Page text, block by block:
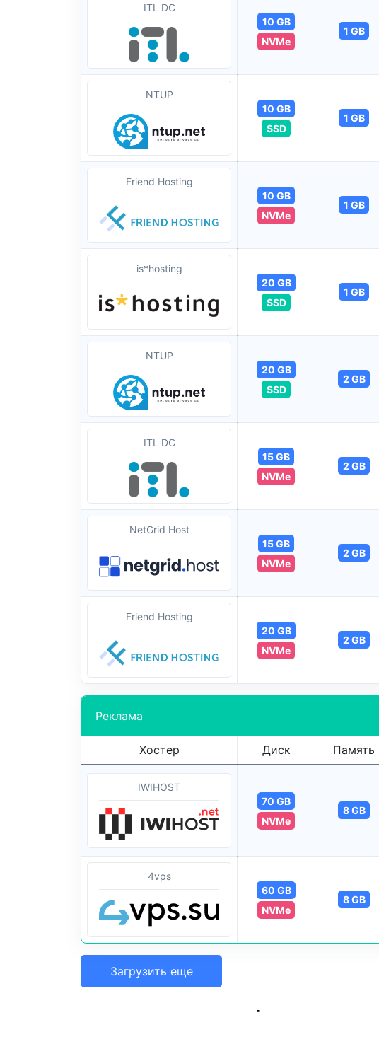
ITL DC
10 GB
NVMe
1 GB
NTUP
10 GB
SSD
1 GB
Friend Hosting
10 GB
NVMe
1 GB
is*hosting
20 GB
SSD
1 GB
NTUP
20 GB
SSD
2 GB
ITL DC
15 GB
NVMe
2 GB
NetGrid Host
15 GB
NVMe
2 GB
Friend Hosting
20 GB
NVMe
2 GB
Реклама
Хостер Диск Память
IWIHOST
70 GB
NVMe
8 GB
4vps
60 GB
NVMe
8 GB
Загрузить еще